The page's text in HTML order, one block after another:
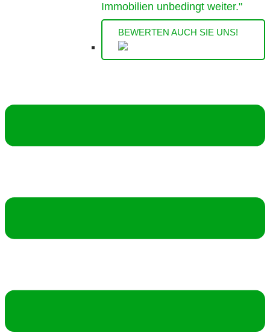
Immobilien unbedingt weiter."
BEWERTEN AUCH SIE UNS!